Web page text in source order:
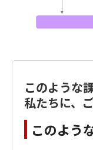
このような
私たちに、
このよう